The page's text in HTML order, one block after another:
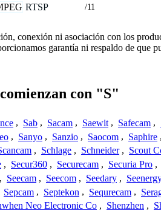
RTSP /11
conexión ni asociación con los
garantía ni respaldo de que
con "S"
, Sab , Sacam , Saewit , Safecam ,
, Sanyo , Sanzio , Saocom , Saphire ,
, Schlage , Schneider , Scout
, Secur360 , Securecam , Securia Pro ,
, Seecam , Seecom , Seedary ,
Sepcam , Septekon , Sequrecam ,
Neo Electronic Co , Shenzhen ,